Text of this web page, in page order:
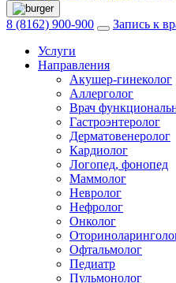
8 (8162) 900-900
Запись к
Услуги
Направления
Акушер-гинеколог
Аллерголог
Врач
Гастроэнтеролог
Дерматовенеролог
Кардиолог
Логопед, фонопед
Маммолог
Невролог
Нефролог
Онколог
Офтальмолог
Педиатр
Пульмонолог